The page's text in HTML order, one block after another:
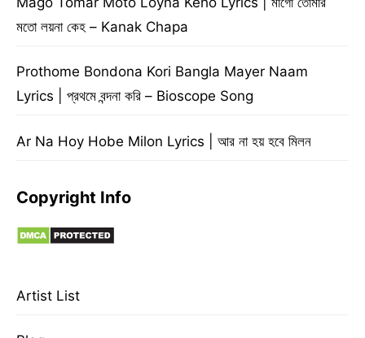
মতো লয়না কেহ – Kanak Chapa
Prothome Bondona Kori Bangla Mayer Naam
Lyrics | প্রথমে বন্দনা করি – Bioscope Song
Ar Na Hoy Hobe Milon Lyrics | আর না হয় হবে মিলন
Copyright Info
Artist List